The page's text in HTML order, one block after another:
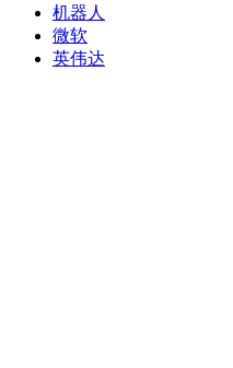
机器人
微软
英伟达